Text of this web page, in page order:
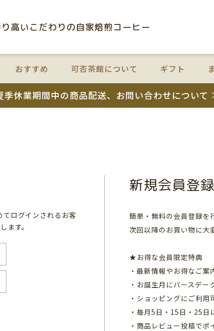
⾼いこだわりの⾃家焙煎コーヒー
おすすめ 可否茶館について ギフト
季休業期間中の商品配送、お問い合わせについて
ログインされるお客
ます。
新規会員登録
簡単・無料の会員登録を
次回以降のお買い物に大
★お得な会員限定特典
・最新情報やお得なご
・お誕生月にバースデー
・ショッピングにご利
・毎月5日・15日・25日
・商品レビュー投稿でポ